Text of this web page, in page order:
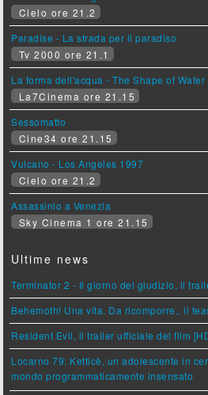
Cielo ore 21.2
Paradise - La strada per il paradiso
Tv 2000 ore 21.1
La forma dell'acqua - The Shape of Water
La7Cinema ore 21.15
Sessomatto
Cine34 ore 21.15
Vulcano - Los Angeles 1997
Cielo ore 21.2
Assassinio a Venezia
Sky Cinema 1 ore 21.15
Ultime news
Terminator 2 - Il giorno del giudizio, il
Behemoth! Una vita. Da ricomporre., il
Resident Evil, il trailer ufficiale del film
Locarno 79: Ketticè, un adolescente in
mondo programmaticamente insensato